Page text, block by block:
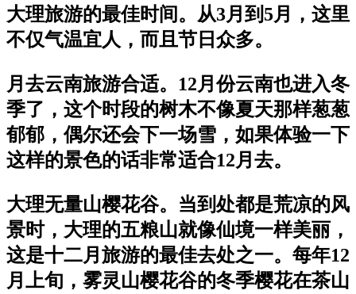
大理旅游的最佳时间。从3月到5月，这里
不仅气温宜人，而且节日众多。
月去云南旅游合适。12月份云南也进入冬
季了，这个时段的树木不像夏天那样葱葱
郁郁，偶尔还会下一场雪，如果体验一下
这样的景色的话非常适合12月去。
大理无量山樱花谷。当到处都是荒凉的风
景时，大理的五粮山就像仙境一样美丽，
这是十二月旅游的最佳去处之一。每年12
月上旬，雾灵山樱花谷的冬季樱花在茶山